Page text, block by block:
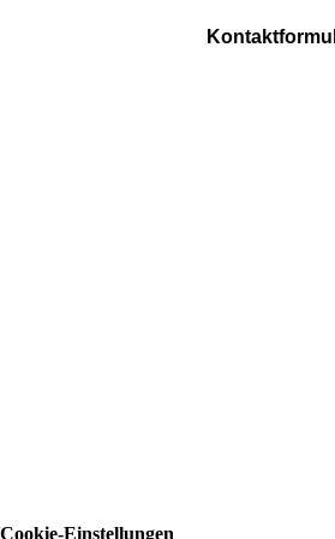
Cookie-Einstellungen